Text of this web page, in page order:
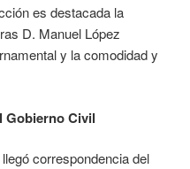
es destacada la
D. Manuel López
y la comodidad y
Gobierno Civil
correspondencia del